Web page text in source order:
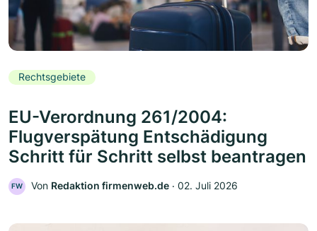
Rechtsgebiete
EU-Verordnung 261/2004:
Flugverspätung Entschädigung
Schritt für Schritt selbst beantragen
FW Von Redaktion firmenweb.de ‧ 02. Juli 2026